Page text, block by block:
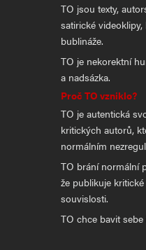
TO jsou texty,
satirické
bublináže.
TO je nekorektní
a nadsázka.
Proč TO vzniklo?
TO je autentická
kritických autorů,
normálním
TO brání normální
že publikuje
souvislosti.
TO chce bavit sebe